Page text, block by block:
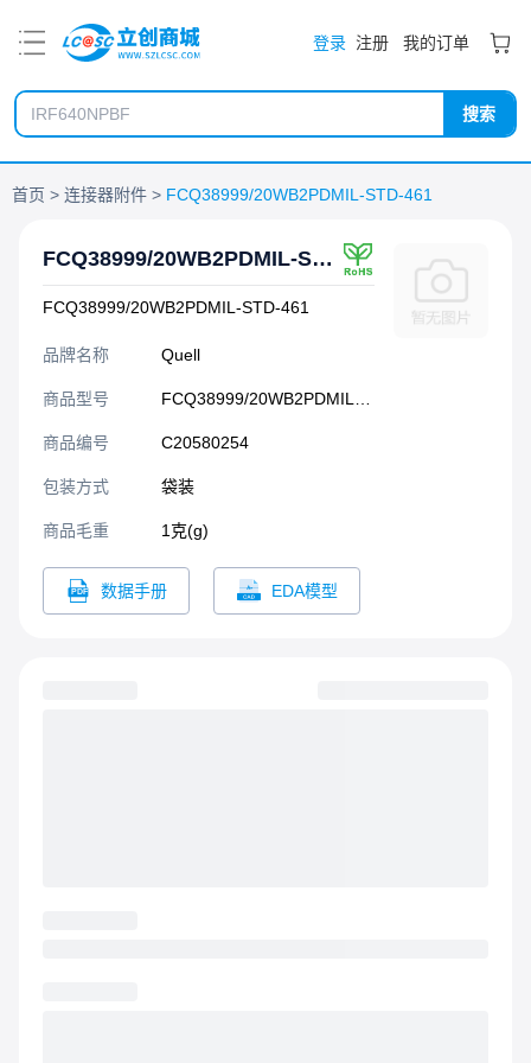
登录 注册 我的订单
搜索
首页 连接器附件 FCQ38999/20WB2PDMIL-STD-461
FCQ38999/20WB2PDMIL-STD-461
FCQ38999/20WB2PDMIL-STD-461
品牌名称 Quell
商品型号
商品编号 C20580254
包装方式 袋装
商品毛重 1克(g)
数据手册 EDA模型